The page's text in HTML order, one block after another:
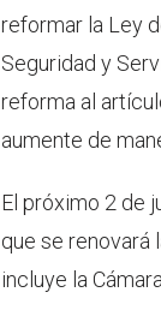
reformar la Ley
Seguridad y
reforma al
aumente de
El próximo 2 de
que se renovará
incluye la